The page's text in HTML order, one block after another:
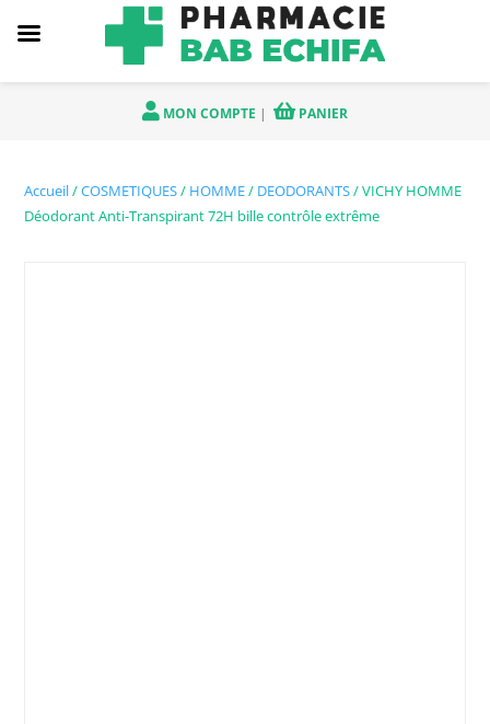
MON COMPTE | PANIER
Accueil/COSMETIQUES/ HOMME/ DEODORANTS/ VICHY HOMME
Déodorant Anti-Transpirant 72H bille contrôle extrême